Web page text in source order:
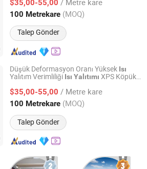
$35,00-55,00
100 Metrekare (MOQ)
Talep Gönder
Fiyat 2026
Düşük Deformasyon Oranı Yüksek Isı
Yalıtım Verimliliği Isı Yalıtımı XPS Köpük
$35,00-55,00 / Metre kare
100 Metrekare (MOQ)
Talep Gönder
Insulation Materials Co., Ltd.
Fiyat 2026